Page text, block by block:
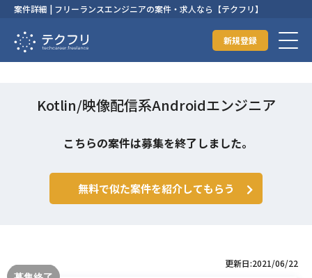
案件詳細 | フリーランスエンジニアの案件・求人なら【テクフリ】
新規登録
Kotlin/映像配信系Androidエンジニア
こちらの案件は募集を終了しました。
無料で似た案件を紹介してもらう
更新日:2021/06/22